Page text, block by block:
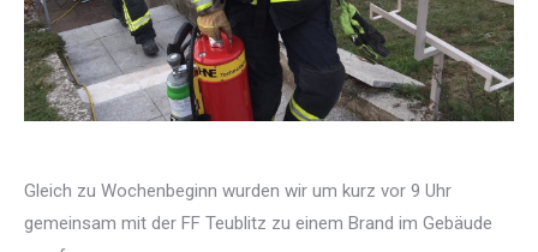
Gleich zu Wochenbeginn wurden wir um kurz vor 9 Uhr
gemeinsam mit der FF Teublitz zu einem Brand im Gebäude